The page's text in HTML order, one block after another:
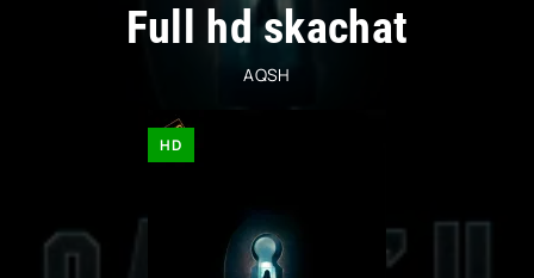
Full hd skachat
AQSH
HD